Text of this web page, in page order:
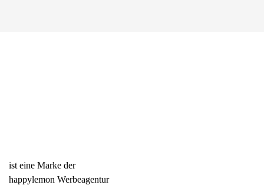
ist eine Marke der
happylemon Werbeagentur